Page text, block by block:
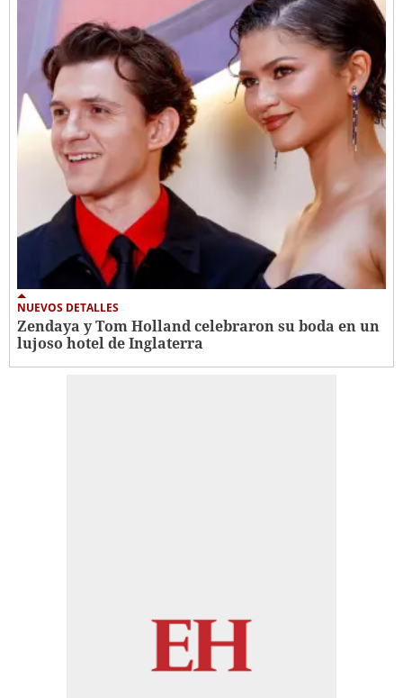
NUEVOS DETALLES
Zendaya y Tom Holland celebraron su boda en un
lujoso hotel de Inglaterra